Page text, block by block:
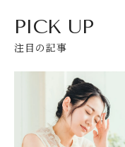
PICK UP
注目の記事